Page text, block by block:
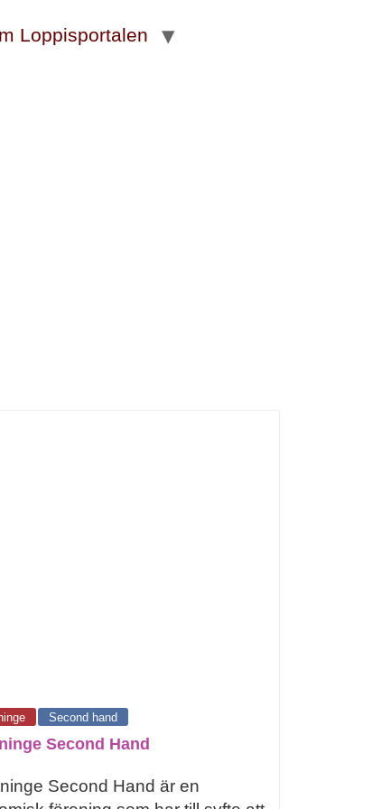
Loppisportalen
Second hand
Second Hand
Second Hand är en